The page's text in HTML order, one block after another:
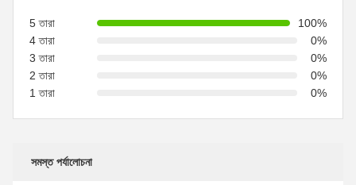
5 তারা
100%
4 তারা
0%
3 তারা
0%
2 তারা
0%
1 তারা
0%
সমস্ত পর্যালোচনা